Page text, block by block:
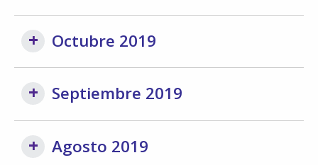
Octubre 2019
Septiembre 2019
Agosto 2019